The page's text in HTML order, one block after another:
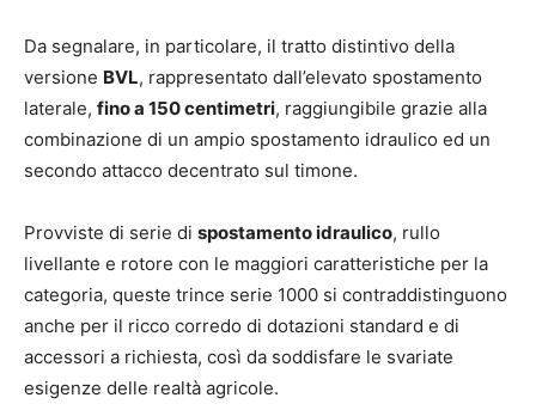
Da segnalare, in particolare, il tratto distintivo della
versione BVL, rappresentato dall’elevato spostamento
laterale, fino a 150 centimetri, raggiungibile grazie alla
combinazione di un ampio spostamento idraulico ed un
secondo attacco decentrato sul timone.
Provviste di serie di spostamento idraulico, rullo
livellante e rotore con le maggiori caratteristiche per la
categoria, queste trince serie 1000 si contraddistinguono
anche per il ricco corredo di dotazioni standard e di
accessori a richiesta, così da soddisfare le svariate
esigenze delle realtà agricole.